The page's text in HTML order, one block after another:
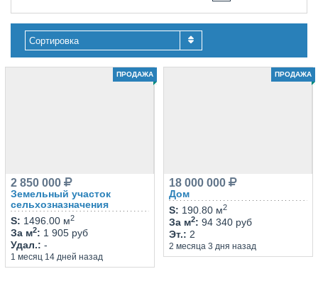
Сортировка
ПРОДАЖА
Земельный участок
сельхозназначения
2 850 000
Удал.: -
1 месяц 14 дней назад
S: 1496.00 м2
За м2: 1 905 руб
ПРОДАЖА
Дом
18 000 000
Эт.: 2
2 месяца 3 дня назад
S: 190.80 м2
За м2: 94 340 руб